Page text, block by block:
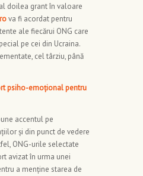
doilea grant în valoare
va fi acordat pentru
ale fiecărui ONG care
pe cei din Ucraina.
cel târziu, până
psiho-emoțional pentru
accentul pe
și din punct de vedere
ONG-urile selectate
avizat în urma unei
a menține starea de